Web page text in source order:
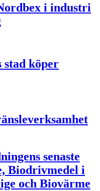
i industri
stad köper
senaste
Biodrivmedel i
och Biovärme